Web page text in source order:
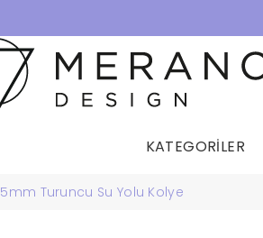
KATEGORİLER
5mm Turuncu Su Yolu Kolye